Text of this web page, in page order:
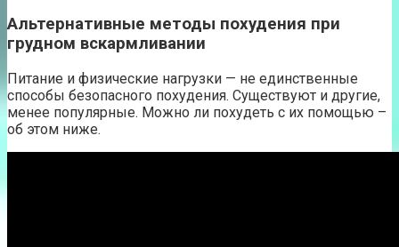
Альтернативные методы похудения при
грудном вскармливании
Питание и физические нагрузки — не единственные
способы безопасного похудения. Существуют и другие,
менее популярные. Можно ли похудеть с их помощью –
об этом ниже.